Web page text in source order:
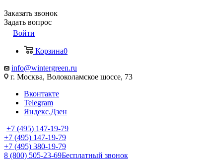
Заказать звонок
Задать вопрос
Войти
Корзина0
info@wintergreen.ru
г. Москва, Волоколамское шоссе, 73
Вконтакте
Telegram
Яндекс.Дзен
+7 (495) 147-19-79
+7 (495) 147-19-79
+7 (495) 380-19-79
8 (800) 505-23-69Бесплатный звонок